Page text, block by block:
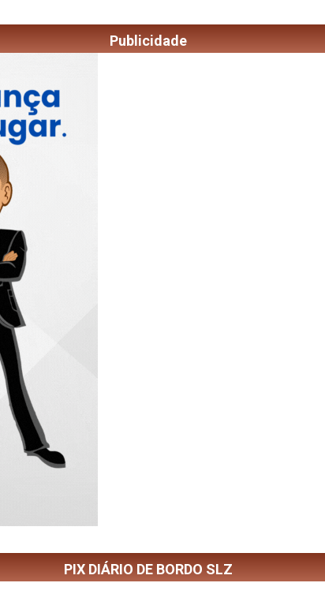
Publicidade
PIX DIÁRIO DE BORDO SLZ